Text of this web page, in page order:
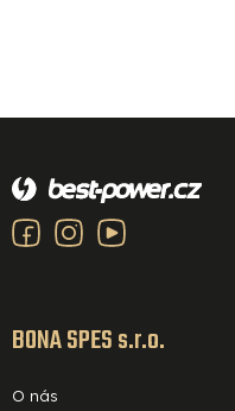
á
a
BONA SPES s.r.o.
O nás